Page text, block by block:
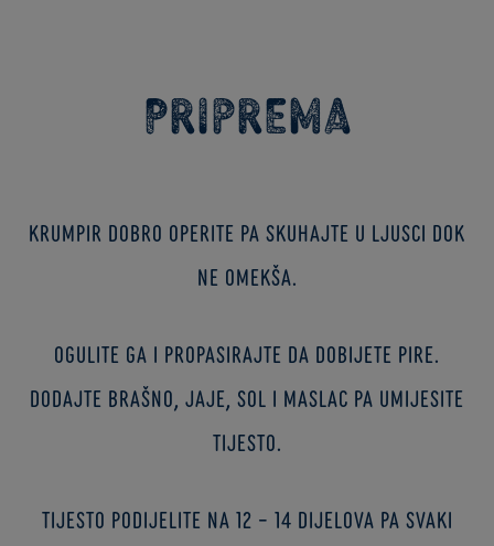
Priprema
Krumpir dobro operite pa skuhajte u ljusci dok
ne omekša.
Ogulite ga i propasirajte da dobijete pire.
Dodajte brašno, jaje, sol i maslac pa umijesite
tijesto.
Tijesto podijelite na 12 – 14 dijelova pa svaki